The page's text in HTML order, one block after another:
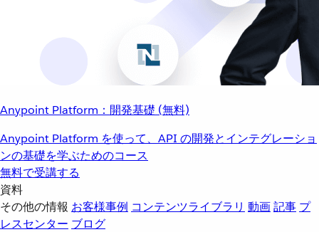
Anypoint Platform：開発基礎 (無料)
Anypoint Platform を使って、API の開発とインテグレーショ
ンの基礎を学ぶためのコース
無料で受講する
資料
その他の情報 お客様事例 コンテンツライブラリ 動画記事 プ
レスセンター ブログ